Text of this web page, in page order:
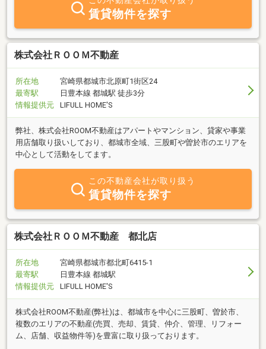
賃貸物件を探す
株式会社ＲＯＯＭ不動産
所在地
宮崎県都城市北原町1街区24
最寄駅
日豊本線 都城駅 徒歩3分
情報提供元
LIFULL HOME'S
弊社、株式会社ROOM不動産はアパートやマンション、貸家や事業
用店舗取り扱いしており、都城市全域、三股町や曽於市のエリアを
中心として活動をしてます。
この不動産会社が取り扱う
賃貸物件を探す
株式会社ＲＯＯＭ不動産 都北店
所在地
宮崎県都城市都北町6415-1
最寄駅
日豊本線 都城駅
情報提供元
LIFULL HOME'S
株式会社ROOM不動産(弊社)は、都城市を中心に三股町、曽於市、
複数のエリアの不動産(売買、売却、賃貸、仲介、管理、リフォー
ム、店舗、収益物件等)を豊富に取り扱っております。